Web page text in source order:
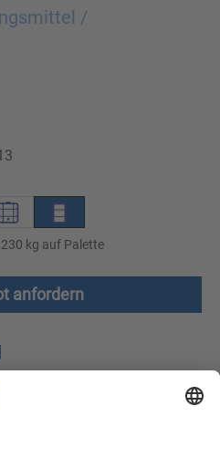
/
kg auf Palette
anfordern